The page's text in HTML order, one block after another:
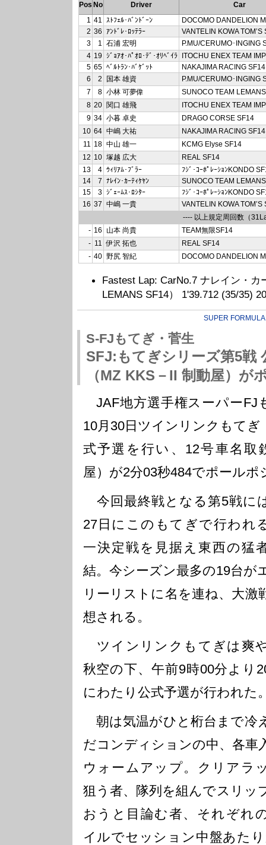
Pos No Driver
Car
1 41 ｽﾄﾌｪﾙ･ﾊﾞﾝﾄﾞｰﾝ
DOCOMO DANDELION
2 36 ｱﾝﾄﾞﾚ･ﾛｯﾃﾗｰ
VANTELIN KOWA TOM’S
3
1 石浦 宏明
P.MU/CERUMO･INGING
4 19 ｼﾞｮｱｵ･ﾊﾟｵﾛ･ﾃﾞ･ｵﾘﾍﾞｲﾗ
ITOCHU ENEX TEAM
5 65 ﾍﾞﾙﾄﾗﾝ･ﾊﾞｹﾞｯﾄ
NAKAJIMA RACING SF14
6
2 国本 雄資
P.MU/CERUMO･INGING
7
8 小林 可夢偉
SUNOCO TEAM
8 20 関口 雄飛
ITOCHU ENEX TEAM
9 34 小暮 卓史
DRAGO CORSE SF14
10 64 中嶋 大祐
NAKAJIMA RACING SF14
11 18 中山 雄一
KCMG Elyse SF14
12 10 塚越 広大
REAL SF14
13
4 ｳｨﾘｱﾑ･ﾌﾞﾗｰ
ﾌｼﾞ･ｺｰﾎﾟﾚｰｼｮﾝKONDO
14
7 ﾅﾚｲﾝ･ｶｰﾃｨｹﾔﾝ
SUNOCO TEAM
15
3 ｼﾞｪｰﾑｽ･ﾛｼﾀｰ
ﾌｼﾞ･ｺｰﾎﾟﾚｰｼｮﾝKONDO
16 37 中嶋 一貴
VANTELIN KOWA TOM’S
---- 以上規定周回数（
- 16 山本 尚貴
TEAM無限SF14
- 11 伊沢 拓也
REAL SF14
- 40 野尻 智紀 DOCOMO DANDELION
Fastest Lap: CarNo.7 ナレイン・カ
LEMANS SF14） 1'39.712 (35/35)
SUPER FORMULA
S-FJもてぎ・菅生
SFJ:もてぎシリーズ第5戦
（MZ KKS－II 制動屋）が
JAF地方選手権スーパーFJ
10月30日ツインリンクもてぎ
式予選を行い、12号車名取
屋）が2分03秒484でポール
今回最終戦となる第5戦に
27日にこのもてぎで行われ
一決定戦を見据え東西の猛
結。今シーズン最多の19台が
リーリストに名を連ね、大激
想される。
ツインリンクもてぎは爽
秋空の下、午前9時00分より
にわたり公式予選が行われた
朝は気温がひと桁台まで冷
だコンディションの中、各車
ウォームアップ。クリアラ
狙う者、隊列を組んでスリッ
おうと目論む者、それぞれ
イルでセッション中盤あた